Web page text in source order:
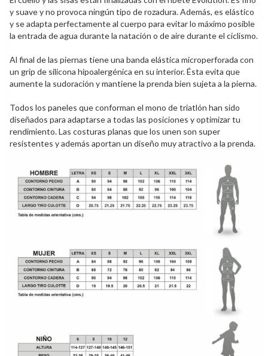
y suave y no provoca ningún tipo de rozadura. Además, es elástico
y se adapta perfectamente al cuerpo para evitar lo máximo posible
la entrada de agua durante la natación o de aire durante el ciclismo.
Al final de las piernas tiene una banda elástica microperforada con
un grip de silicona hipoalergénica en su interior. Ésta evita que
aumente la sudoración y mantiene la prenda bien sujeta a la pierna.
Todos los paneles que conforman el mono de triatlón han sido
diseñados para adaptarse a todas las posiciones y optimizar tu
rendimiento. Las costuras planas que los unen son super
resistentes y además aportan un diseño muy atractivo a la prenda.